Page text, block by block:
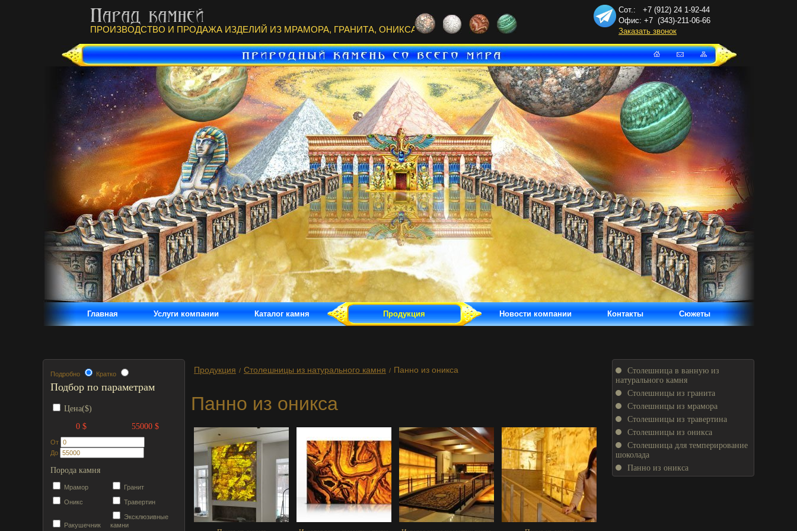
ПРОИЗВОДСТВО И ПРОДАЖА ИЗДЕЛИЙ ИЗ МРАМОРА, ГРАНИТА, ОНИКСА
Сот.: +7 (912) 24 1-92-44
Офис: +7 (343)-211-06-66
Заказать звонок
Главная Услуги компании Каталог камня Продукция Новости компании Контакты Сюжеты
Подробно Кратко
Подбор по параметрам
Цена($)
0 $
55000 $
От
До
Порода камня
Мрамор Гранит
Оникс Травертин
Ракушечник
Эксклюзивные
камни
Продукция / Cтолешницы из натурального камня / Панно из оникса
Панно из оникса
Столешница в ванную из
натурального камня
Столешницы из гранита
Столешницы из мрамора
Столешницы из травертина
Столешницы из оникса
Столешница для темперирование
шоколада
Панно из оникса